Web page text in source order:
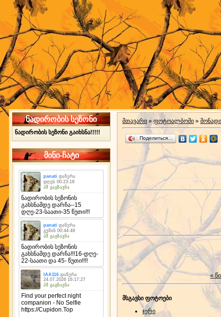
ნადირობის სეზონი
ნადირობის სეზონი გაიხსნა!!!!!
მინი-ჩატი
მთავარი » ფოტოალბომი »
Поделиться…
«
მსგავსი ფოტოები
ჯერი